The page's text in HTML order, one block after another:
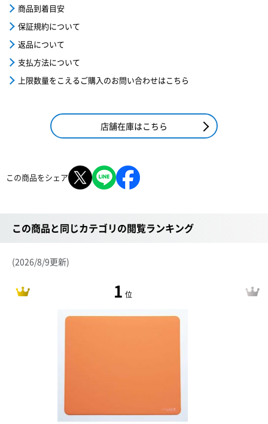
商品到着目安
保証規約について
返品について
支払方法について
上限数量をこえるご購入のお問い合わせはこちら
店舗在庫はこちら
この商品をシェア
この商品と同じカテゴリの閲覧ランキング
(2026/8/9更新)
1 位